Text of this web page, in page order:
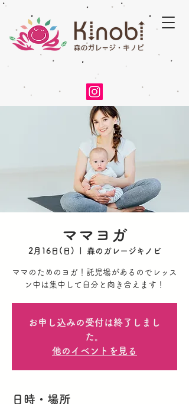
ママヨガ
2月16日(日) 森のガレージキノビ
ママのためのヨガ！託児場があるのでレッス
ン中は集中して自分と向き合えます！
お申し込みの受付は終了しまし
た。
他のイベントを見る
日時・場所